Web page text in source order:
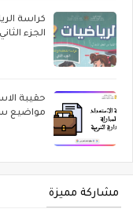
الجزء الثاني
مواضيع
مشاركة مميزة